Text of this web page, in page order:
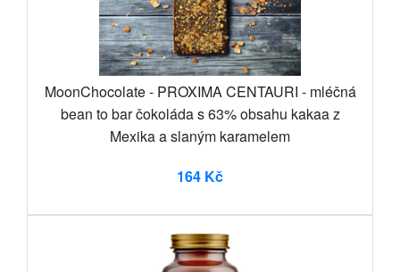
MoonChocolate - PROXIMA CENTAURI - mléčná
bean to bar čokoláda s 63% obsahu kakaa z
Mexika a slaným karamelem
164 Kč